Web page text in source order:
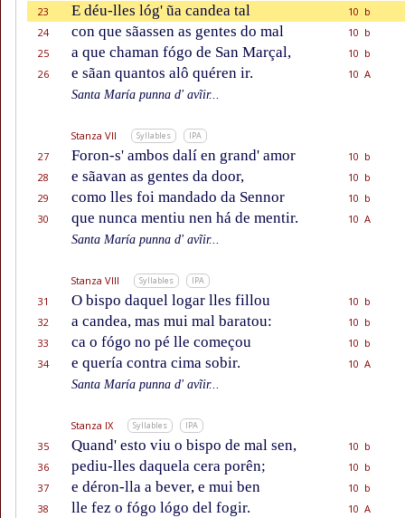
23 E déu-lles lóg' ũa candea tal
10 b
24
con que sãassen as gentes do mal
10 b
25
a que chaman fógo de San Marçal,
10 b
26
e sãan quantos alô quéren ir.
10 A
Santa María punna d' avĩir...
Stanza VII Syllables IPA
27 Foron-s' ambos dalí en grand' amor
10 b
28
e sãavan as gentes da door,
10 b
29
como lles foi mandado da Sennor
10 b
30
que nunca mentiu nen há de mentir.
10 A
Santa María punna d' avĩir...
Stanza VIII Syllables IPA
31 O bispo daquel logar lles fillou
10 b
32
a candea, mas mui mal baratou:
10 b
33
ca o fógo no pé lle começou
10 b
34
e quería contra cima sobir.
10 A
Santa María punna d' avĩir...
Stanza IX Syllables IPA
35 Quand' esto viu o bispo de mal sen,
10 b
36
pediu-lles daquela cera porên;
10 b
37
e déron-lla a bever, e mui ben
10 b
38
lle fez o fógo lógo del fogir.
10 A